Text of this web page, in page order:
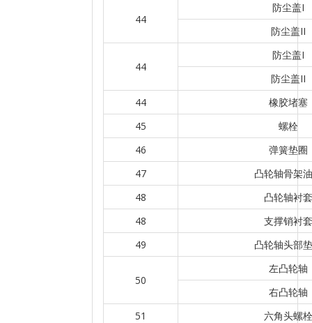
44
防尘盖I
防尘盖II
44
防尘盖I
防尘盖II
44
橡胶堵塞
45
螺栓
46
弹簧垫圈
47
凸轮轴骨架
48
凸轮轴衬套
48
支撑销衬套
49
凸轮轴头部
50
左凸轮轴
右凸轮轴
51
六角头螺栓